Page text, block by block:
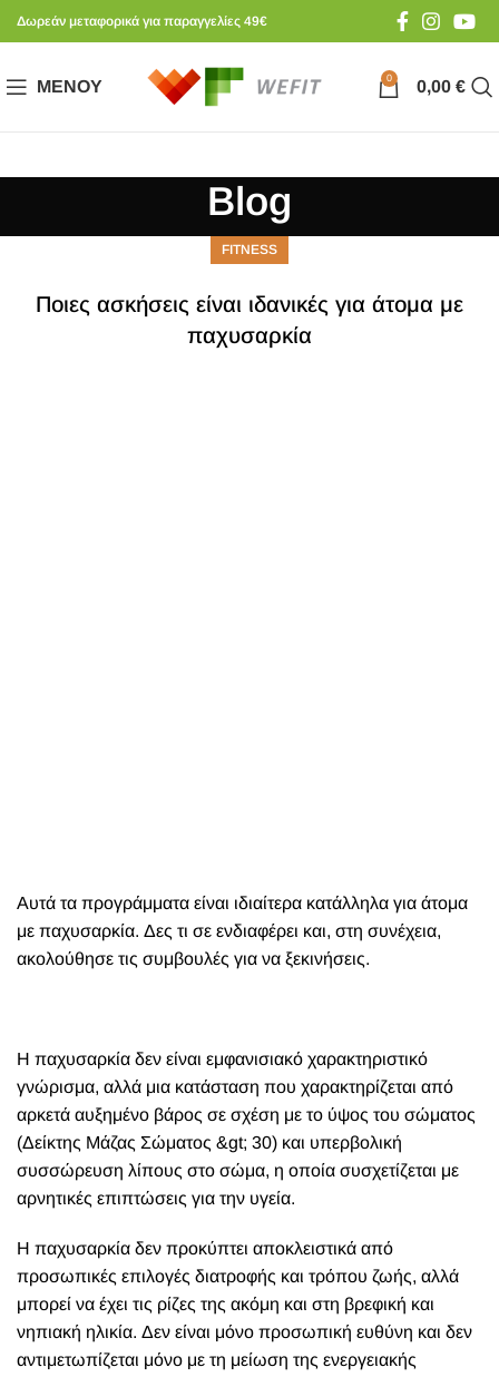
Δωρεάν μεταφορικά για παραγγελίες 49€
ΜΕΝΟΎ 0 0,00 €
Blog
FITNESS
Ποιες ασκήσεις είναι ιδανικές για άτομα με
παχυσαρκία
Αυτά τα προγράμματα είναι ιδιαίτερα κατάλληλα για άτομα
με παχυσαρκία. Δες τι σε ενδιαφέρει και, στη συνέχεια,
ακολούθησε τις συμβουλές για να ξεκινήσεις.
Η παχυσαρκία δεν είναι εμφανισιακό χαρακτηριστικό
γνώρισμα, αλλά μια κατάσταση που χαρακτηρίζεται από
αρκετά αυξημένο βάρος σε σχέση με το ύψος του σώματος
(Δείκτης Μάζας Σώματος &gt; 30) και υπερβολική
συσσώρευση λίπους στο σώμα, η οποία συσχετίζεται με
αρνητικές επιπτώσεις για την υγεία.
H παχυσαρκία δεν προκύπτει αποκλειστικά από
προσωπικές επιλογές διατροφής και τρόπου ζωής, αλλά
μπορεί να έχει τις ρίζες της ακόμη και στη βρεφική και
νηπιακή ηλικία. Δεν είναι μόνο προσωπική ευθύνη και δεν
αντιμετωπίζεται μόνο με τη μείωση της ενεργειακής